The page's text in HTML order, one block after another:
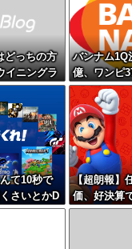
どっちの方
イニングラ
バンナム1Q
億、ワンピ
ARUTO73
億、アンパ
て10秒で
さいとかD
なんなんア
【超朗報】
価、好決算
四半期過去